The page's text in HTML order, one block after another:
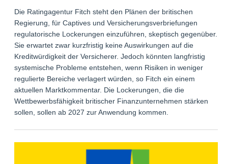
Die Ratingagentur Fitch steht den Plänen der britischen
Regierung, für Captives und Versicherungsverbriefungen
regulatorische Lockerungen einzuführen, skeptisch gegenüber.
Sie erwartet zwar kurzfristig keine Auswirkungen auf die
Kreditwürdigkeit der Versicherer. Jedoch könnten langfristig
systemische Probleme entstehen, wenn Risiken in weniger
regulierte Bereiche verlagert würden, so Fitch ein einem
aktuellen Marktkommentar. Die Lockerungen, die die
Wettbewerbsfähigkeit britischer Finanzunternehmen stärken
sollen, sollen ab 2027 zur Anwendung kommen.